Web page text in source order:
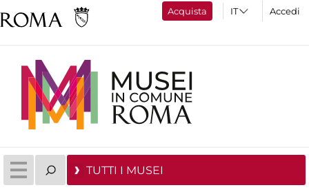
Acquista Accedi
TUTTI I MUSEI